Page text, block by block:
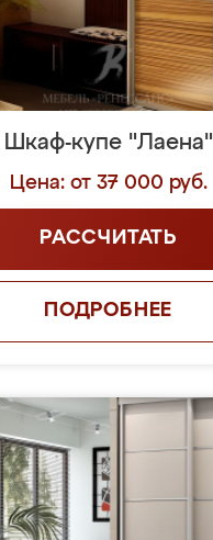
Шкаф-купе "Лаена"
Цена: от 37 000 руб.
РАССЧИТАТЬ
ПОДРОБНЕЕ